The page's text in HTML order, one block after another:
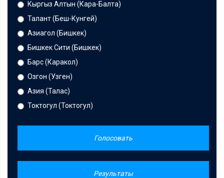
Кыргыз Алтын (Кара-Балта)
Талант (Беш-Кунгей)
Азиагол (Бишкек)
Бишкек Сити (Бишкек)
Барс (Каракол)
Озгон (Узген)
Азия (Талас)
Токтогул (Токтогул)
Голосовать
Результаты